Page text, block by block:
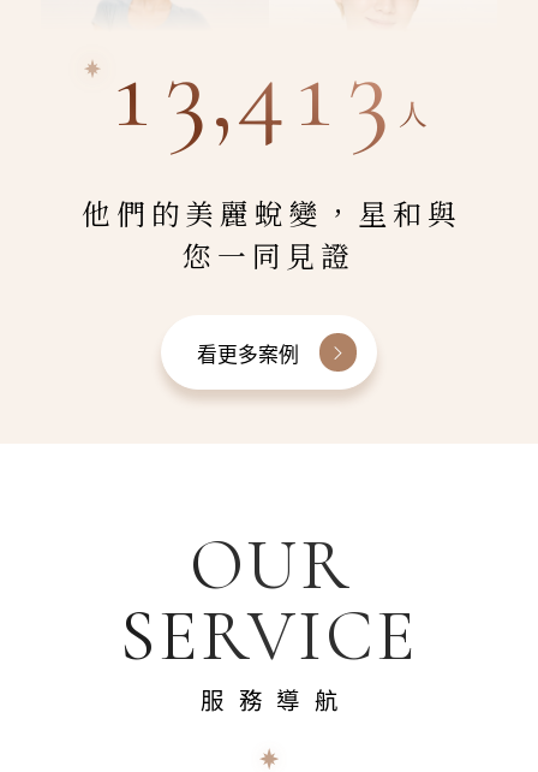
13,413 人
他們的美麗蛻變，星和與
您一同見證
看更多案例
OUR
SERVICE
服務導航